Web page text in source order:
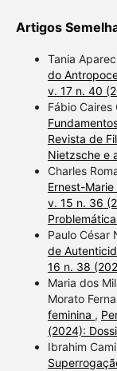
Artigos
Tania
do
v. 17 n. 40
Fábio Caires
Revista de
Nietzsche e
Charles
Ernest-
v. 15 n. 36
Paulo César
de
16 n. 38
Maria dos
Morato
feminina ,
(2024):
Ibrahim